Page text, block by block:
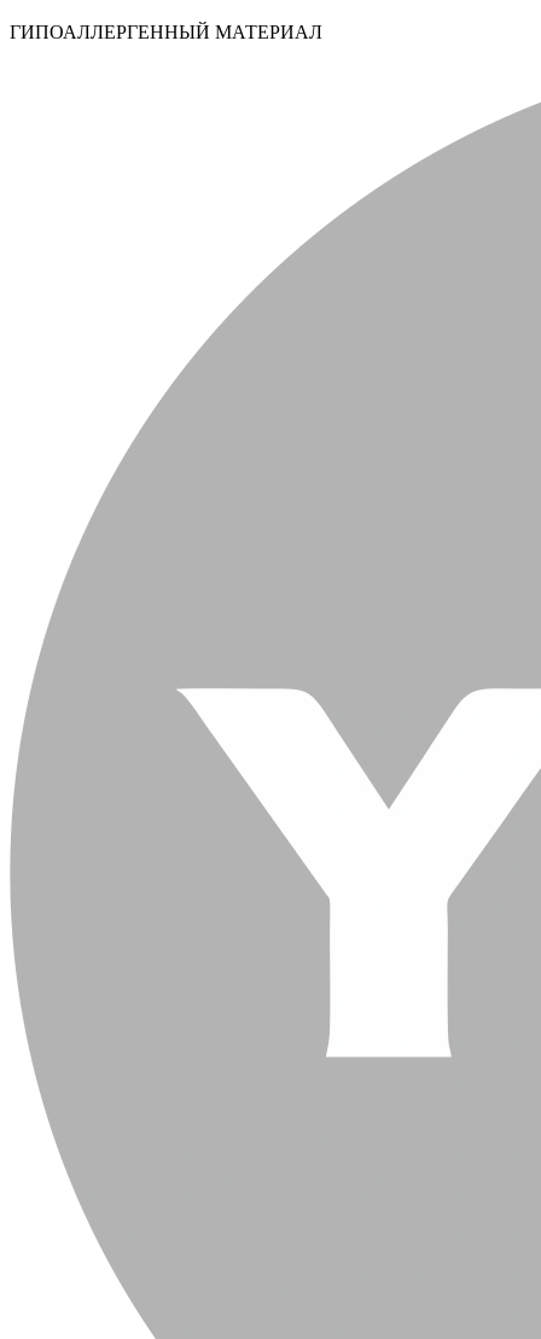
ГИПОАЛЛЕРГЕННЫЙ МАТЕРИАЛ